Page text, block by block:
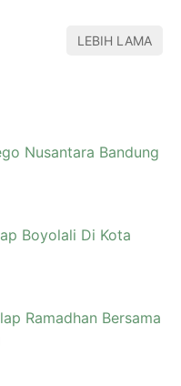
LEBIH LAMA
Nusantara Bandung
Boyolali Di Kota
Ramadhan Bersama